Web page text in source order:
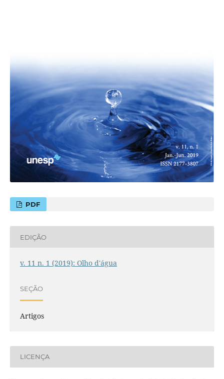
PDF
EDIÇÃO
v. 11 n. 1 (2019): Olho d'água
SEÇÃO
Artigos
LICENÇA